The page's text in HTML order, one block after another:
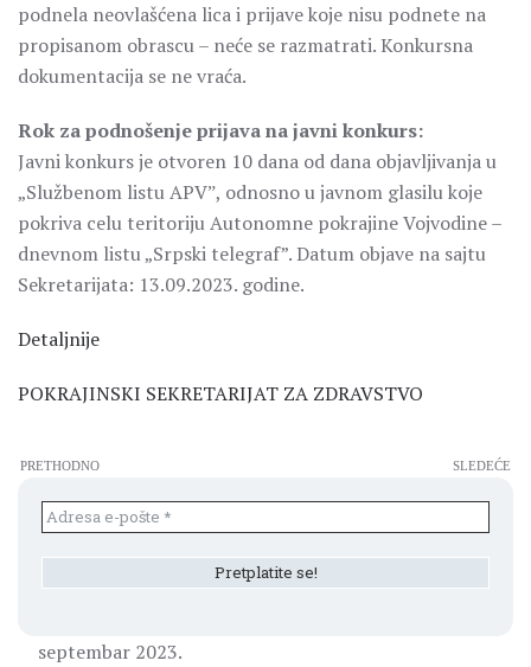
podnela neovlašćena lica i prijave koje nisu podnete na
propisanom obrascu – neće se razmatrati. Konkursna
dokumentacija se ne vraća.
Rok za podnošenje prijava na javni konkurs:
Javni konkurs je otvoren 10 dana od dana objavljivanja u
„Službenom listu APVˮ, odnosno u javnom glasilu koje
pokriva celu teritoriju Autonomne pokrajine Vojvodine –
dnevnom listu „Srpski telegraf”. Datum objave na sajtu
Sekretarijata: 13.09.2023. godine.
Detaljnije
POKRAJINSKI SEKRETARIJAT ZA ZDRAVSTVO
PRETHODNO SLEDEĆE
septembar 2023.